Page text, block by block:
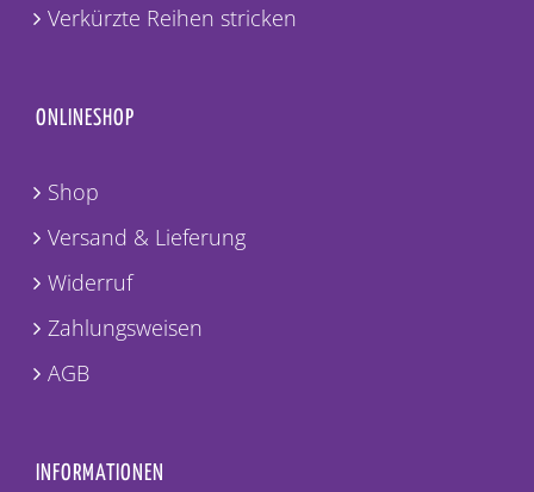
Verkürzte Reihen stricken
ONLINESHOP
Shop
Versand & Lieferung
Widerruf
Zahlungsweisen
AGB
INFORMATIONEN